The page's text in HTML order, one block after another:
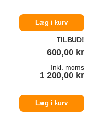
På lager
Læg i kurv
TILBUD!
600,00 kr
Inkl. moms
1 200,00 kr
På lager
Læg i kurv